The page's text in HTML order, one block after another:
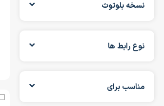
نسخه بلوتوث
نوع رابط ها
مناسب برای